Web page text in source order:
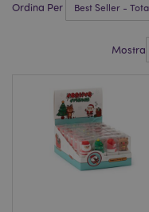
Ordina Per
Mostra